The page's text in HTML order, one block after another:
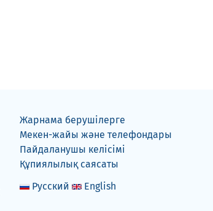
Жарнама берушілерге
Мекен-жайы және телефондары
Пайдаланушы келісімі
Құпиялылық саясаты
Русский
English